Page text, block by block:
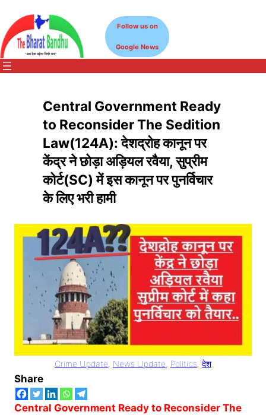
content
Follow us on
Google News
Central Government Ready
to Reconsider The Sedition
Law(124A): देशद्रोह कानून पर
केंद्र ने छोड़ा अड़ियल रवैया, सुप्रीम
कोर्ट(SC) में इस कानून पर पुनर्विचार
के लिए भरी हामी
Crime Update News Update Politics देश
Share
Central Government Ready to Reconsider The